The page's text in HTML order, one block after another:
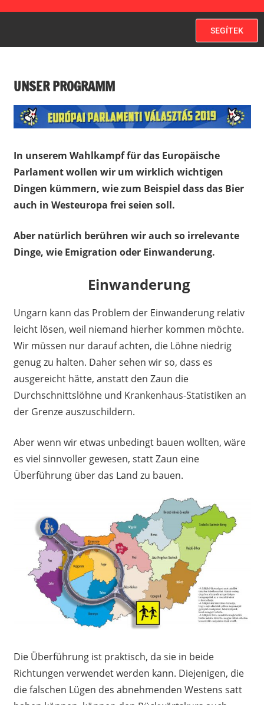
SEGÍTEK
UNSER PROGRAMM
In unserem Wahlkampf für das Europäische
Parlament wollen wir um wirklich wichtigen
Dingen kümmern, wie zum Beispiel dass das Bier
auch in Westeuropa frei seien soll.
Aber natürlich berühren wir auch so irrelevante
Dinge, wie Emigration oder Einwanderung.
Einwanderung
Ungarn kann das Problem der Einwanderung relativ
leicht lösen, weil niemand hierher kommen möchte.
Wir müssen nur darauf achten, die Löhne niedrig
genug zu halten. Daher sehen wir so, dass es
ausgereicht hätte, anstatt den Zaun die
Durchschnittslöhne und Krankenhaus-Statistiken an
der Grenze auszuschildern.
Aber wenn wir etwas unbedingt bauen wollten, wäre
es viel sinnvoller gewesen, statt Zaun eine
Überführung über das Land zu bauen.
Die Überführung ist praktisch, da sie in beide
Richtungen verwendet werden kann. Diejenigen, die
die falschen Lügen des abnehmenden Westens satt